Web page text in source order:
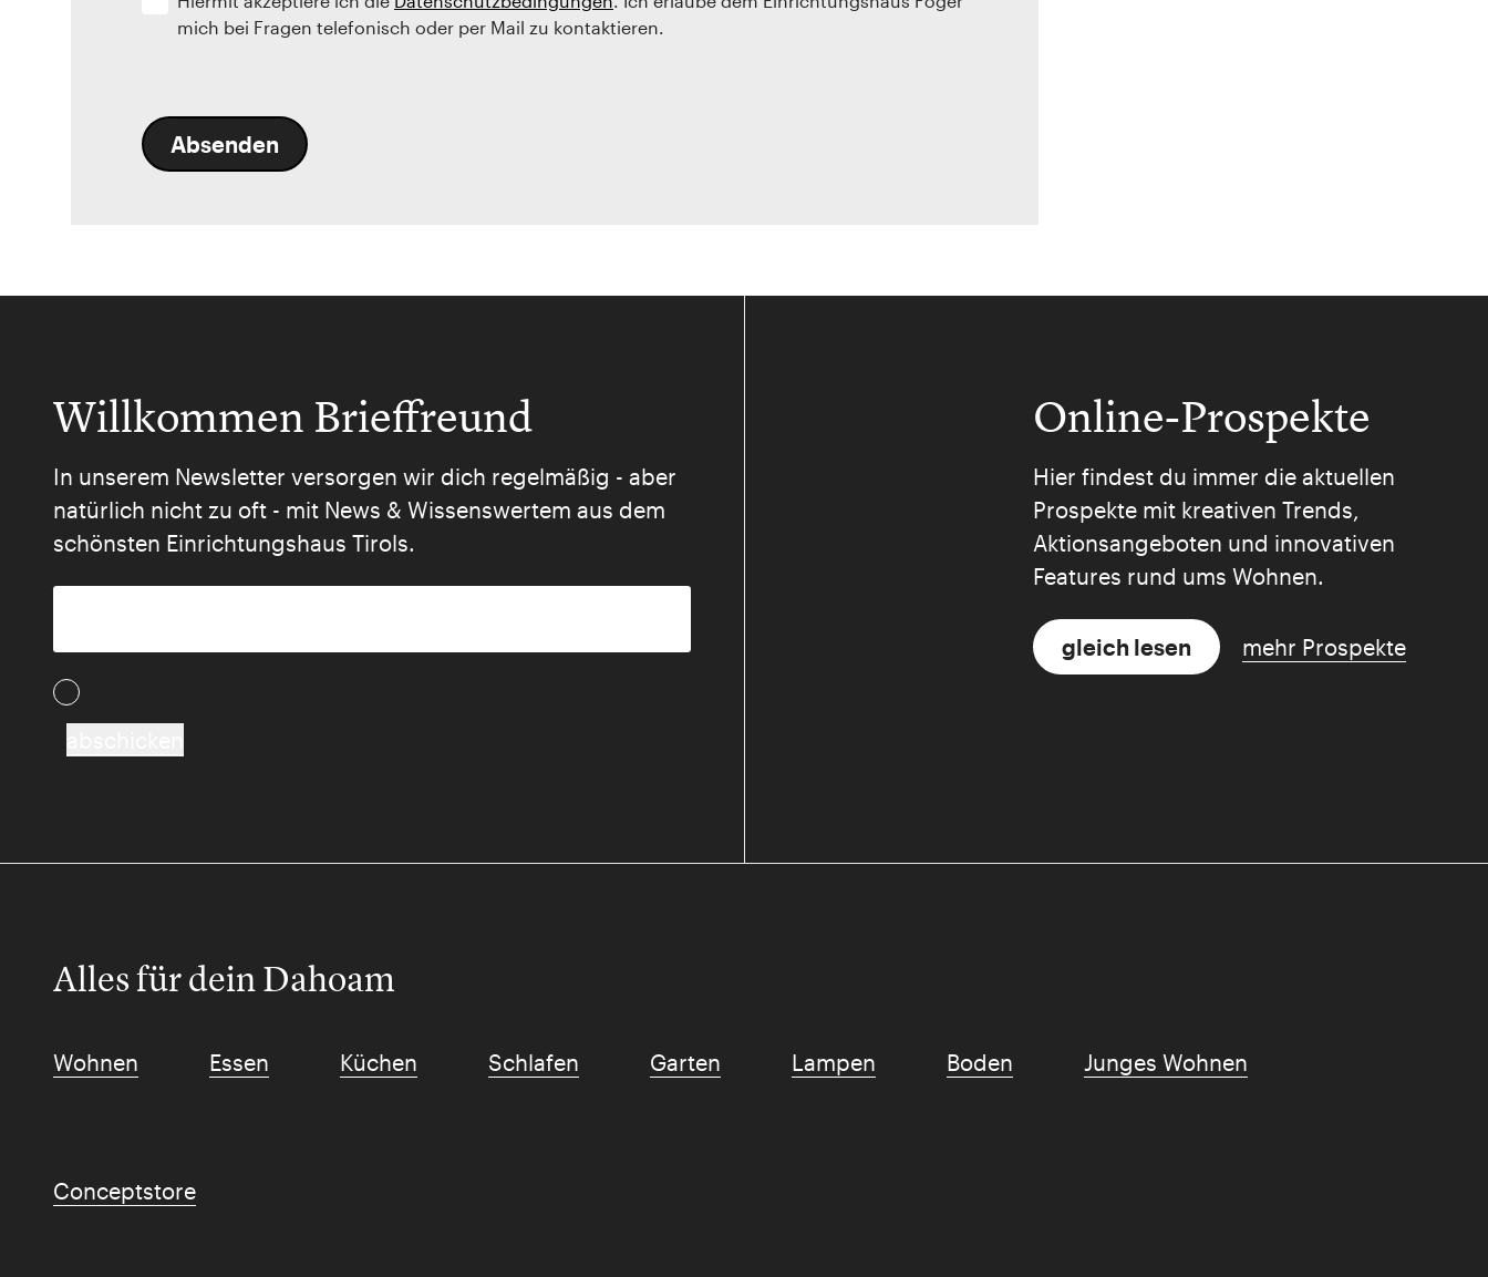
mich bei Fragen telefonisch oder per Mail zu kontaktieren.
Absenden
Willkommen Brieffreund
In unserem Newsletter versorgen wir dich regelmäßig - aber
natürlich nicht zu oft - mit News & Wissenswertem aus dem
schönsten Einrichtungshaus Tirols.
Online-Prospekte
Hier findest du immer die aktuellen
Prospekte mit kreativen Trends,
Aktionsangeboten und innovativen
Features rund ums Wohnen.
gleich lesen mehr Prospekte
Alles für dein Dahoam
Wohnen Essen Küchen Schlafen Garten Lampen Boden Junges Wohnen
Conceptstore